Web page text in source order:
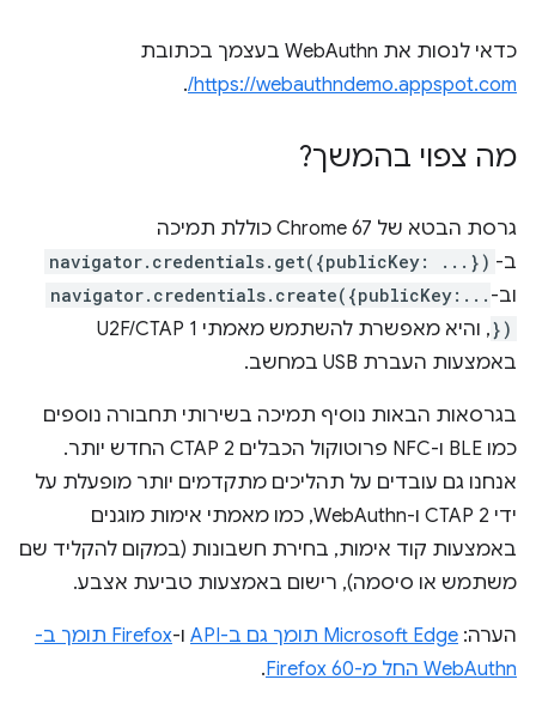
כדאי לנסות את WebAuthn בעצמך בכתובת
https://webauthndemo.appspot.com/
.
מה צפוי בהמשך?
גרסת הבטא של Chrome 67 כוללת תמיכה
ב- navigator.credentials.get({publicKey: ...})
וב- navigator.credentials.create({publicKey:...
})
, והיא מאפשרת להשתמש מאמתי U2F/CTAP 1
באמצעות העברת USB במחשב.
בגרסאות הבאות נוסיף תמיכה בשירותי תחבורה נוספים
כמו BLE ו-NFC פרוטוקול הכבלים CTAP 2 החדש יותר.
אנחנו גם עובדים על תהליכים מתקדמים יותר מופעלת על
ידי CTAP 2 ו-WebAuthn, כמו מאמתי אימות מוגנים
באמצעות קוד אימות, בחירת חשבונות (במקום להקליד שם
משתמש או סיסמה), רישום באמצעות טביעת אצבע.
הערה: Microsoft Edge תומך גם ב-API ו-
Firefox תומך ב-
WebAuthn החל מ-Firefox 60
.